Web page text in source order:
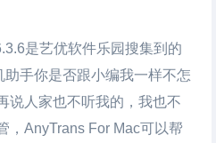
是艺优软件乐园搜集到的
手你是否跟小编我一样不怎
说人家也不听我的，我也不
，AnyTrans For Mac可以帮